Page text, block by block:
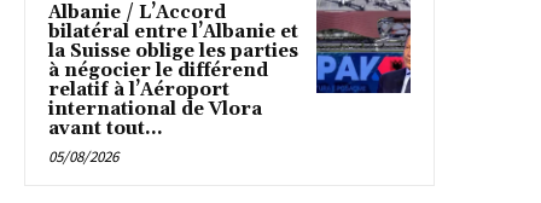
Albanie / L’Accord
bilatéral entre l’Albanie et
la Suisse oblige les parties
à négocier le différend
relatif à l’Aéroport
international de Vlora
avant tout...
05/08/2026